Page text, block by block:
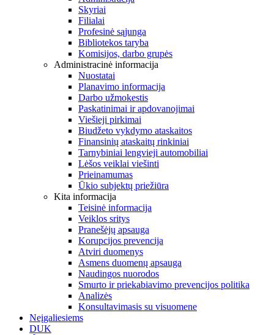
Skyriai
Filialai
Profesinė sąjunga
Bibliotekos taryba
Komisijos, darbo grupės
Administracinė informacija
Nuostatai
Planavimo informacija
Darbo užmokestis
Paskatinimai ir apdovanojimai
Viešieji pirkimai
Biudžeto vykdymo ataskaitos
Finansinių ataskaitų rinkiniai
Tarnybiniai lengvieji automobiliai
Lėšos veiklai viešinti
Prieinamumas
Ūkio subjektų priežiūra
Kita informacija
Teisinė informacija
Veiklos sritys
Pranešėjų apsauga
Korupcijos prevencija
Atviri duomenys
Asmens duomenų apsauga
Naudingos nuorodos
Smurto ir priekabiavimo prevencijos politika
Analizės
Konsultavimasis su visuomene
Neįgaliesiems
DUK